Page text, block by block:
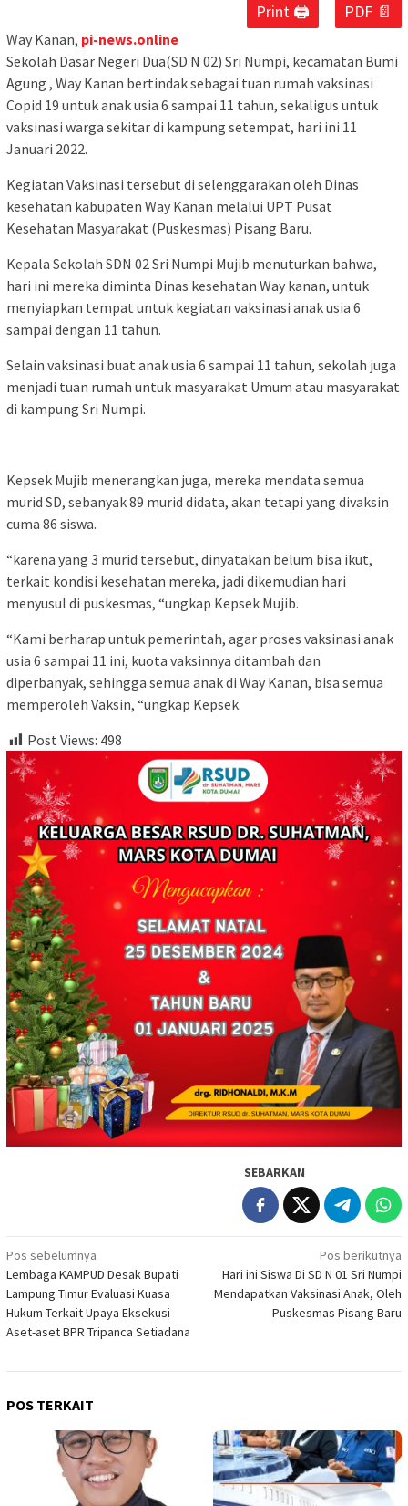
Print 🖨 PDF 📄
Way Kanan, pi-news.online
Sekolah Dasar Negeri Dua(SD N 02) Sri Numpi, kecamatan Bumi
Agung , Way Kanan bertindak sebagai tuan rumah vaksinasi
Copid 19 untuk anak usia 6 sampai 11 tahun, sekaligus untuk
vaksinasi warga sekitar di kampung setempat, hari ini 11
Januari 2022.
Kegiatan Vaksinasi tersebut di selenggarakan oleh Dinas
kesehatan kabupaten Way Kanan melalui UPT Pusat
Kesehatan Masyarakat (Puskesmas) Pisang Baru.
Kepala Sekolah SDN 02 Sri Numpi Mujib menuturkan bahwa,
hari ini mereka diminta Dinas kesehatan Way kanan, untuk
menyiapkan tempat untuk kegiatan vaksinasi anak usia 6
sampai dengan 11 tahun.
Selain vaksinasi buat anak usia 6 sampai 11 tahun, sekolah juga
menjadi tuan rumah untuk masyarakat Umum atau masyarakat
di kampung Sri Numpi.
Kepsek Mujib menerangkan juga, mereka mendata semua
murid SD, sebanyak 89 murid didata, akan tetapi yang divaksin
cuma 86 siswa.
“karena yang 3 murid tersebut, dinyatakan belum bisa ikut,
terkait kondisi kesehatan mereka, jadi dikemudian hari
menyusul di puskesmas, “ungkap Kepsek Mujib.
“Kami berharap untuk pemerintah, agar proses vaksinasi anak
usia 6 sampai 11 ini, kuota vaksinnya ditambah dan
diperbanyak, sehingga semua anak di Way Kanan, bisa semua
memperoleh Vaksin, “ungkap Kepsek.
Post Views: 498
SEBARKAN
Navigasi
pos
Pos sebelumnya
Lembaga KAMPUD Desak Bupati
Lampung Timur Evaluasi Kuasa
Hukum Terkait Upaya Eksekusi
Aset-aset BPR Tripanca Setiadana
Pos berikutnya
Hari ini Siswa Di SD N 01 Sri Numpi
Mendapatkan Vaksinasi Anak, Oleh
Puskesmas Pisang Baru
POS TERKAIT